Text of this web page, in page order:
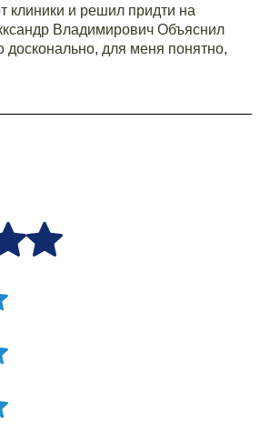
клиники и решил придти на
Владимирович Объяснил
досконально, для меня понятно,